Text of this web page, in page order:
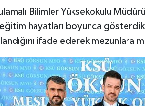
Bilimler Yüksekokulu
hayatları boyunca
ifade ederek mezunlara